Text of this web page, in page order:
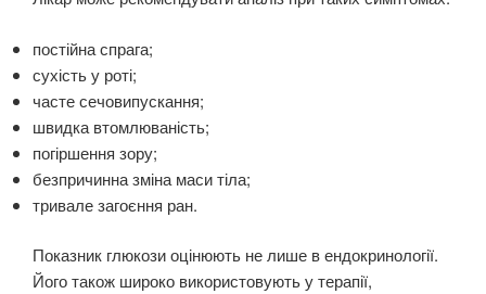
постійна спрага;
сухість у роті;
часте сечовипускання;
швидка втомлюваність;
погіршення зору;
безпричинна зміна маси тіла;
тривале загоєння ран.
Показник глюкози оцінюють не лише в ендокринології.
Його також широко використовують у терапії,